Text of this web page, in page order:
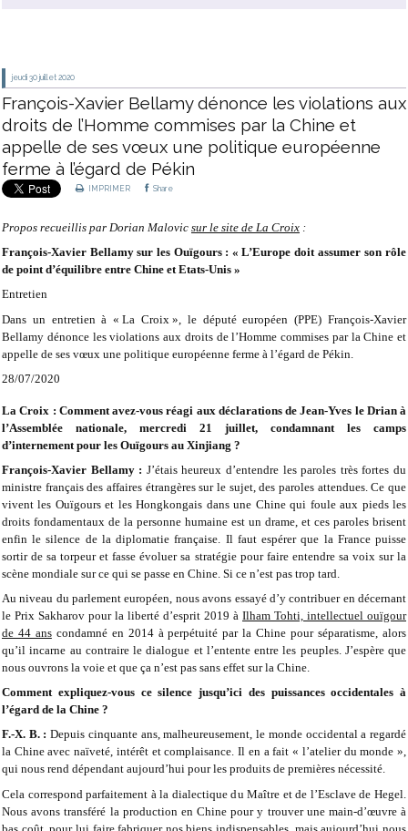
jeudi 30 juillet 2020
François-Xavier Bellamy dénonce les violations aux
droits de l’Homme commises par la Chine et
appelle de ses vœux une politique européenne
ferme à l’égard de Pékin
IMPRIMER Share
Propos recueillis par Dorian Malovic sur le site de La Croix :
François-Xavier Bellamy sur les Ouïgours : « L’Europe doit assumer son rôle
de point d’équilibre entre Chine et Etats-Unis »
Entretien
Dans un entretien à « La Croix », le député européen (PPE) François-Xavier
Bellamy dénonce les violations aux droits de l’Homme commises par la Chine et
appelle de ses vœux une politique européenne ferme à l’égard de Pékin.
28/07/2020
La Croix : Comment avez-vous réagi aux déclarations de Jean-Yves le Drian à
l’Assemblée nationale, mercredi 21 juillet, condamnant les camps
d’internement pour les Ouïgours au Xinjiang ?
François-Xavier Bellamy : J’étais heureux d’entendre les paroles très fortes du
ministre français des affaires étrangères sur le sujet, des paroles attendues. Ce que
vivent les Ouïgours et les Hongkongais dans une Chine qui foule aux pieds les
droits fondamentaux de la personne humaine est un drame, et ces paroles brisent
enfin le silence de la diplomatie française. Il faut espérer que la France puisse
sortir de sa torpeur et fasse évoluer sa stratégie pour faire entendre sa voix sur la
scène mondiale sur ce qui se passe en Chine. Si ce n’est pas trop tard.
Au niveau du parlement européen, nous avons essayé d’y contribuer en décernant
le Prix Sakharov pour la liberté d’esprit 2019 à Ilham Tohti, intellectuel ouïgour
de 44 anscondamné en 2014 à perpétuité par la Chine pour séparatisme, alors
qu’il incarne au contraire le dialogue et l’entente entre les peuples. J’espère que
nous ouvrons la voie et que ça n’est pas sans effet sur la Chine.
Comment expliquez-vous ce silence jusqu’ici des puissances occidentales à
l’égard de la Chine ?
F.-X. B. :Depuis cinquante ans, malheureusement, le monde occidental a regardé
la Chine avec naïveté, intérêt et complaisance. Il en a fait « l’atelier du monde »,
qui nous rend dépendant aujourd’hui pour les produits de premières nécessité.
Cela correspond parfaitement à la dialectique du Maître et de l’Esclave de Hegel.
Nous avons transféré la production en Chine pour y trouver une main-d’œuvre à